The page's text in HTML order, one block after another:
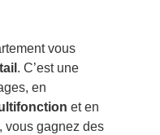
vous
. C’est une
en
et en
vous gagnez des